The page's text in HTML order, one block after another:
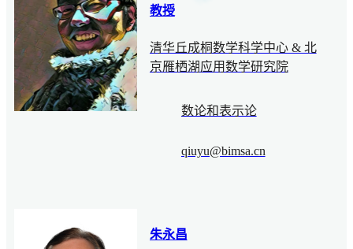
教授
清华丘成桐数学科学中心 & 北
京雁栖湖应用数学研究院
数论和表示论
qiuyu@bimsa.cn
朱永昌